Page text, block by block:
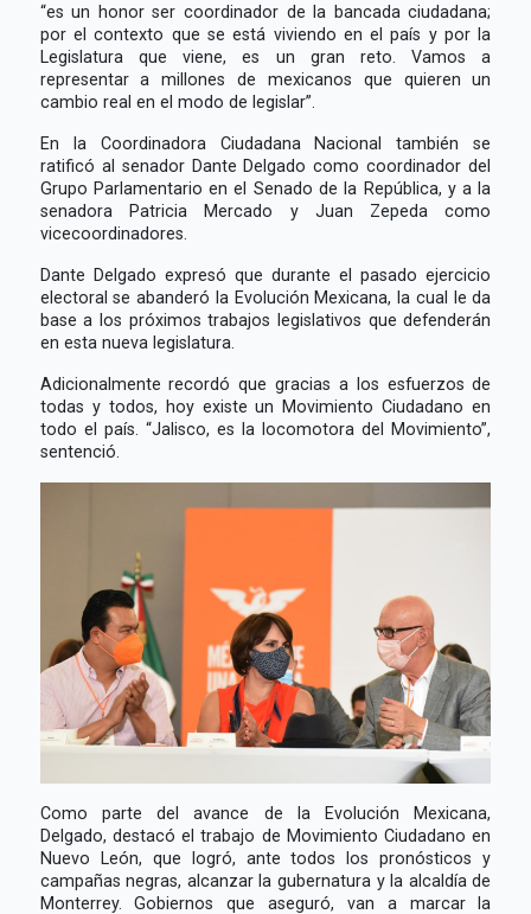
“es un honor ser coordinador de la bancada ciudadana;
por el contexto que se está viviendo en el país y por la
Legislatura que viene, es un gran reto. Vamos a
representar a millones de mexicanos que quieren un
cambio real en el modo de legislar”.
En la Coordinadora Ciudadana Nacional también se
ratificó al senador Dante Delgado como coordinador del
Grupo Parlamentario en el Senado de la República, y a la
senadora Patricia Mercado y Juan Zepeda como
vicecoordinadores.
Dante Delgado expresó que durante el pasado ejercicio
electoral se abanderó la Evolución Mexicana, la cual le da
base a los próximos trabajos legislativos que defenderán
en esta nueva legislatura.
Adicionalmente recordó que gracias a los esfuerzos de
todas y todos, hoy existe un Movimiento Ciudadano en
todo el país. “Jalisco, es la locomotora del Movimiento”,
sentenció.
Como parte del avance de la Evolución Mexicana,
Delgado, destacó el trabajo de Movimiento Ciudadano en
Nuevo León, que logró, ante todos los pronósticos y
campañas negras, alcanzar la gubernatura y la alcaldía de
Monterrey. Gobiernos que aseguró, van a marcar la